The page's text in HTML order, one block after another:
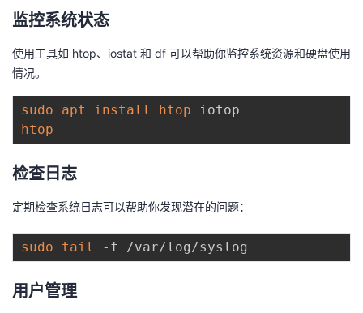
监控系统状态
使用工具如 htop、iostat 和 df 可以帮助你监控系统资源和硬盘使用
情况。
sudo apt install htop
htop
检查日志
定期检查系统日志可以帮助你发现潜在的问题：
sudo tail
用户管理